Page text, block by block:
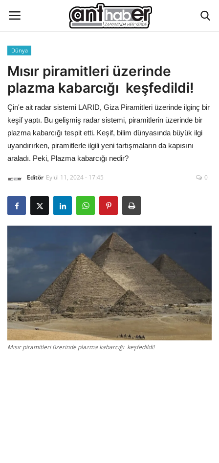
Künye
Eğitim
Aktüel Magazin
Hakkımızda
Çevre
Reklam ve İşbirliği
Bodrum Trafik Yoğunluk Haritası
Turizm
Siyaset
Dünya
Mısır piramitleri üzerinde
plazma kabarcığı keşfedildi!
Çin'e ait radar sistemi LARID, Giza Piramitleri üzerinde ilginç bir
keşif yaptı. Bu gelişmiş radar sistemi, piramitlerin üzerinde bir
plazma kabarcığı tespit etti. Keşif, bilim dünyasında büyük ilgi
uyandırırken, piramitlerle ilgili yeni tartışmaların da kapısını
araladı. Peki, Plazma kabarcığı nedir?
Editör Eylül 11, 2024 - 17:45 0
Mısır piramitleri üzerinde plazma kabarcığı keşfedildi!